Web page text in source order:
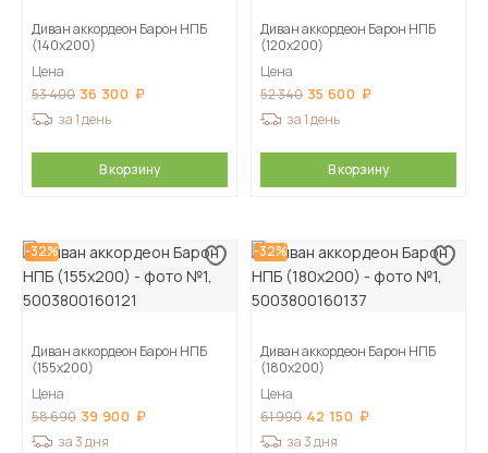
Диван аккордеон Барон НПБ
(140х200)
Цена
53 400 36 300
за 1 день
В корзину
Диван аккордеон Барон НПБ
(120х200)
Цена
52 340 35 600
за 1 день
В корзину
-32%
Диван аккордеон Барон НПБ
(155х200)
Цена
58 690 39 900
за 3 дня
-32%
Диван аккордеон Барон НПБ
(180х200)
Цена
61 990 42 150
за 3 дня